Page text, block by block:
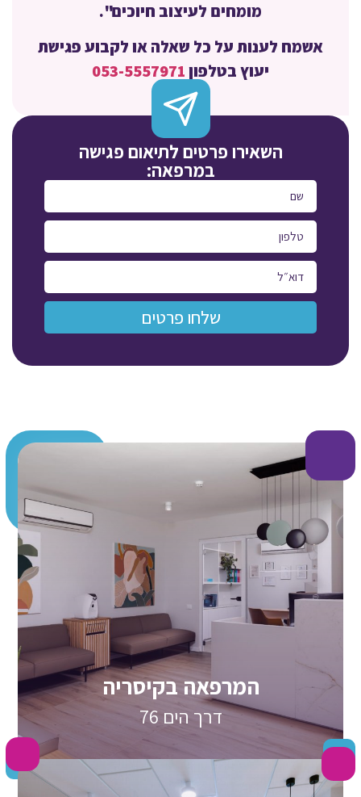
מומחים לעיצוב חיוכים".
אשמח לענות על כל שאלה או לקבוע פגישת
יעוץ בטלפון053-5557971
השאירו פרטים לתיאום פגישה
במרפאה:
שלחו פרטים
המרפאה בקיסריה
דרך הים 76